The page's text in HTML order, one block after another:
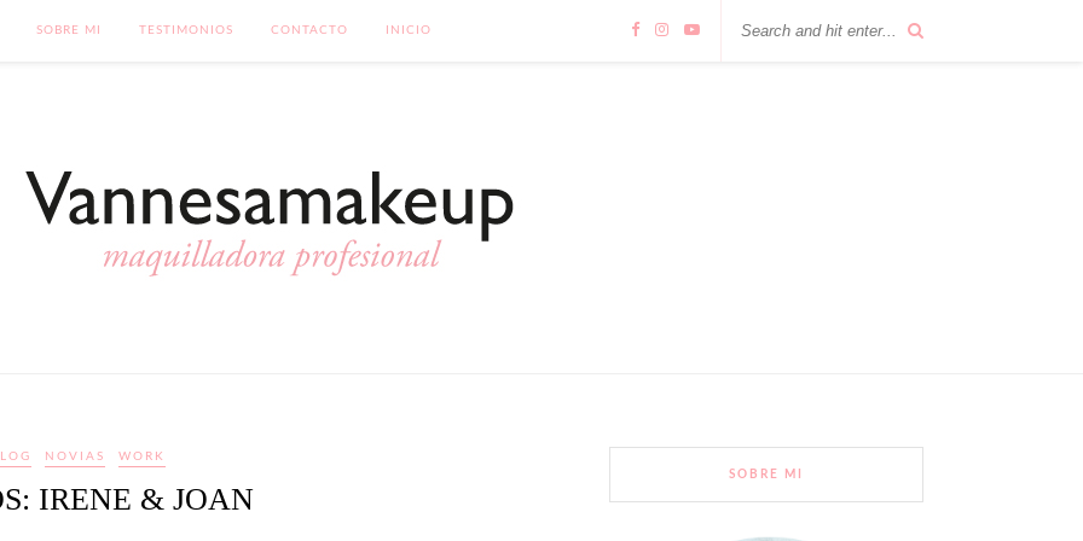
SOBRE MI TESTIMONIOS CONTACTO INICIO
NOVIAS WORK
IRENE & JOAN
SOBRE MI